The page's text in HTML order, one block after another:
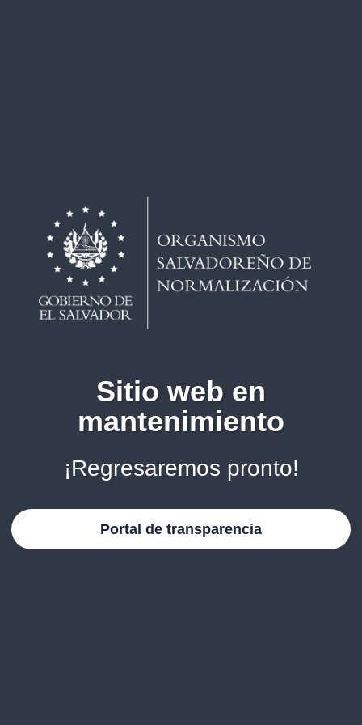
Sitio web en
mantenimiento
¡Regresaremos pronto!
Portal de transparencia